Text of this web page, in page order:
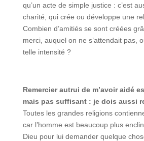
qu’un acte de simple justice : c’est
charité, qui crée ou développe une
Combien d’amitiés se sont créées
merci, auquel on ne s’attendait pas,
telle intensité ?
Remercier autrui de m’avoir aidé
mais pas suffisant : je dois aussi
Toutes les grandes religions
car l’homme est beaucoup plus
Dieu pour lui demander quelque